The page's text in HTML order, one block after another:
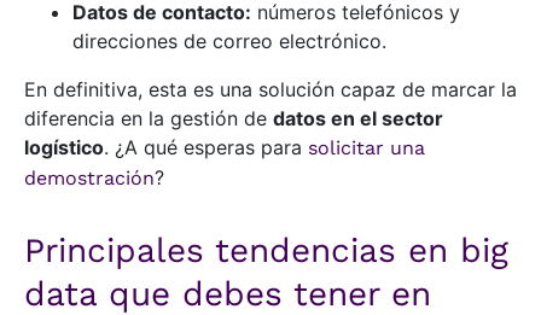
Datos de contacto: números telefónicos y
direcciones de correo electrónico.
En definitiva, esta es una solución capaz de marcar la
diferencia en la gestión de datos en el sector
logístico. ¿A qué esperas para solicitar una
demostración?
Principales tendencias en big
data que debes tener en